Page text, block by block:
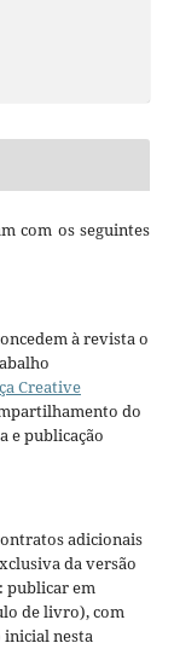
com os seguintes
à revista o
Creative
do
e publicação
adicionais
da versão
publicar em
de livro), com
inicial nesta